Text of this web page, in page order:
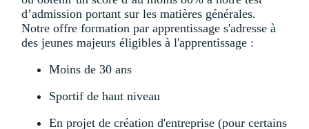
d’admission portant sur les matières générales.
Notre offre formation par apprentissage s'adresse à
des jeunes majeurs éligibles à l'apprentissage :
Moins de 30 ans
Sportif de haut niveau
En projet de création d'entreprise (pour certains